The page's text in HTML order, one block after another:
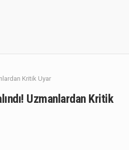
Kritik Uyar
Uzmanlardan Kritik